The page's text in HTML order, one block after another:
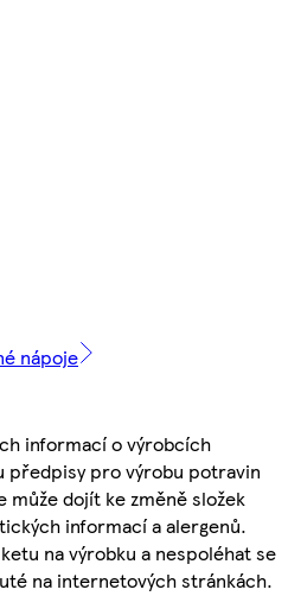
nápoje
informací o výrobcích
předpisy pro výrobu potravin
může dojít ke změně složek
informací a alergenů.
na výrobku a nespoléhat se
na internetových stránkách.